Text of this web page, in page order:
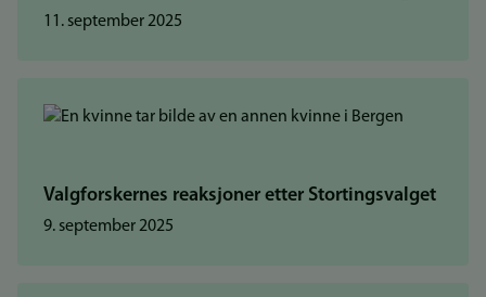
11. september 2025
Valgforskernes reaksjoner etter Stortingsvalget
9. september 2025